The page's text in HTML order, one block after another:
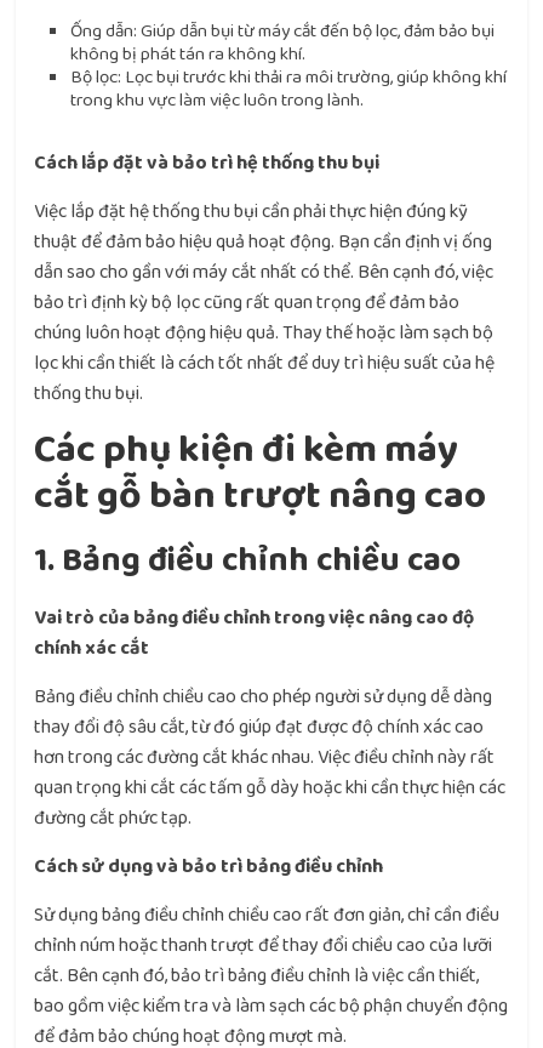
Ống dẫn: Giúp dẫn bụi từ máy cắt đến bộ lọc, đảm bảo bụi
không bị phát tán ra không khí.
Bộ lọc: Lọc bụi trước khi thải ra môi trường, giúp không khí
trong khu vực làm việc luôn trong lành.
Cách lắp đặt và bảo trì hệ thống thu bụi
Việc lắp đặt hệ thống thu bụi cần phải thực hiện đúng kỹ
thuật để đảm bảo hiệu quả hoạt động. Bạn cần định vị ống
dẫn sao cho gần với máy cắt nhất có thể. Bên cạnh đó, việc
bảo trì định kỳ bộ lọc cũng rất quan trọng để đảm bảo
chúng luôn hoạt động hiệu quả. Thay thế hoặc làm sạch bộ
lọc khi cần thiết là cách tốt nhất để duy trì hiệu suất của hệ
thống thu bụi.
Các phụ kiện đi kèm máy
cắt gỗ bàn trượt nâng cao
1. Bảng điều chỉnh chiều cao
Vai trò của bảng điều chỉnh trong việc nâng cao độ
chính xác cắt
Bảng điều chỉnh chiều cao cho phép người sử dụng dễ dàng
thay đổi độ sâu cắt, từ đó giúp đạt được độ chính xác cao
hơn trong các đường cắt khác nhau. Việc điều chỉnh này rất
quan trọng khi cắt các tấm gỗ dày hoặc khi cần thực hiện các
đường cắt phức tạp.
Cách sử dụng và bảo trì bảng điều chỉnh
Sử dụng bảng điều chỉnh chiều cao rất đơn giản, chỉ cần điều
chỉnh núm hoặc thanh trượt để thay đổi chiều cao của lưỡi
cắt. Bên cạnh đó, bảo trì bảng điều chỉnh là việc cần thiết,
bao gồm việc kiểm tra và làm sạch các bộ phận chuyển động
để đảm bảo chúng hoạt động mượt mà.